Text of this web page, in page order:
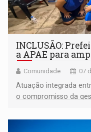
INCLUSÃO:
a APAE para
Comunidade 07
Atuação integrada
o compromisso da